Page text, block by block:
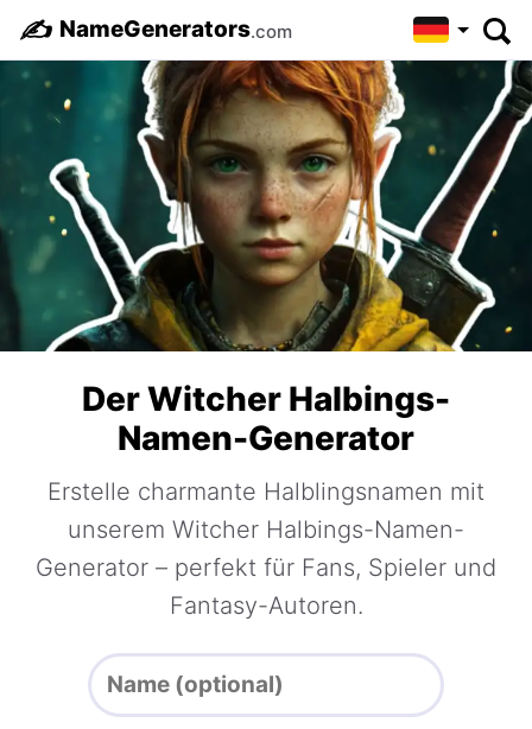
✍️ NameGenerators.com
Der Witcher Halbings-
Namen-Generator
Erstelle charmante Halblingsnamen mit
unserem Witcher Halbings-Namen-
Generator – perfekt für Fans, Spieler und
Fantasy-Autoren.